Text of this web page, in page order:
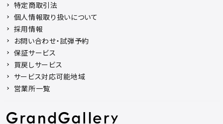
特定商取引法
個人情報取り扱いについて
採用情報
お問い合わせ・試弾予約
保証サービス
買戻しサービス
サービス対応可能地域
営業所一覧